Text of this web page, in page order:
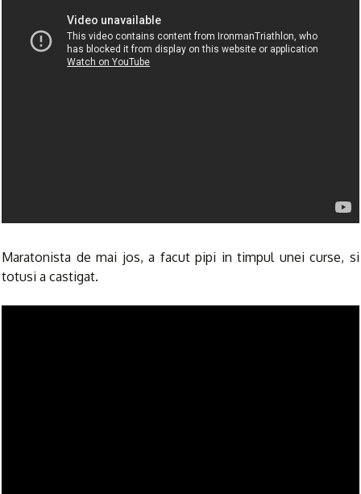
Maratonista de mai jos, a facut pipi in timpul unei curse, si
totusi a castigat.